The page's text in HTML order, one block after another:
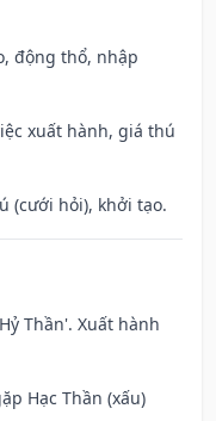
động thổ, nhập
xuất hành, giá thú
(cưới hỏi), khởi tạo.
Thần'. Xuất hành
Hạc Thần (xấu)